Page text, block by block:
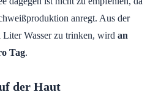
anregt. Aus der
Wasser zu trinken, wird an
Tag.
der Haut